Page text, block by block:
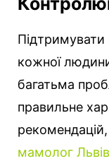
кожної
багатьма
правильне
рекомендацій,
мамолог Львів